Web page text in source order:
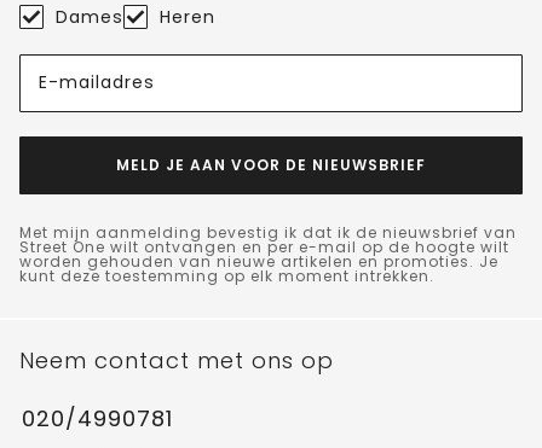
Dames Heren
E-mailadres
MELD JE AAN VOOR DE NIEUWSBRIEF
Met mijn aanmelding bevestig ik dat ik de nieuwsbrief van
Street One wilt ontvangen en per e-mail op de hoogte wilt
worden gehouden van nieuwe artikelen en promoties. Je
kunt deze toestemming op elk moment intrekken.
Neem contact met ons op
020/4990781